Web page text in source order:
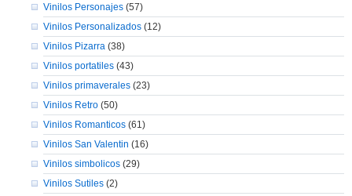
Vinilos Personajes(57)
Vinilos Personalizados(12)
Vinilos Pizarra(38)
Vinilos portatiles(43)
Vinilos primaverales(23)
Vinilos Retro(50)
Vinilos Romanticos(61)
Vinilos San Valentin (16)
Vinilos simbolicos(29)
Vinilos Sutiles(2)